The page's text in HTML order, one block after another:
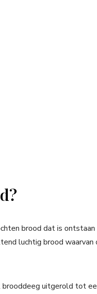
brood dat is ontstaan
luchtig brood
uitgerold tot